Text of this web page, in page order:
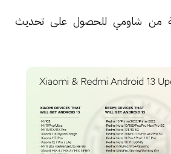
من شاومي للحصول على تحديث